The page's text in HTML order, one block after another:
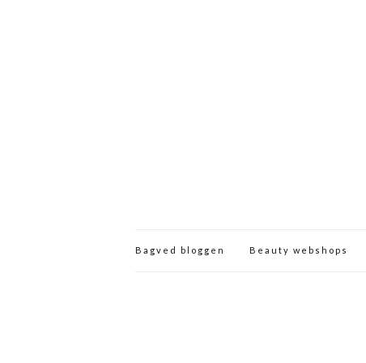
Bagved bloggen Beauty webshops